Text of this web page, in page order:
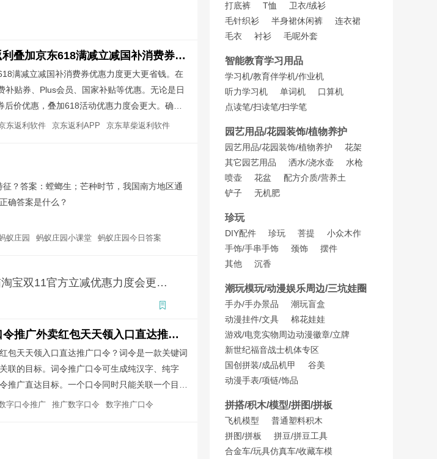
京东返利软件：草柴App领优惠券拿购物返利叠加京东618满减立减国补消费券优惠力度更大更省钱
满减立减国补消费券优惠力度更大更省钱。在
贴券、Plus会员、国家补贴等优惠。无论是日
价优惠，叠加618活动优惠力度会更大。确认
草柴​ 】APP后，打开手机京东，挑选要购买
东返利软件 京东返利APP 京东草柴返利软件 京东草柴返利APP 草柴京东返利软件
？答案：螳螂生；芒种时节，我国南方地区通
确答案是什么？
蚁庄园 蚂蚁庄园小课堂 蚂蚁庄园今日答案 蚂蚁庄园问题答案
草柴优惠券APP领天猫淘宝优惠券拿淘宝天猫购物返利叠加天猫淘宝双11官方立减优惠力度会更大吗？
词令直达口令：如何注册申请生成纯数字口令推广外卖红包天天领入口直达推广口令？
包天天领入口直达推广口令？词令是一款关键词
联的目标。词令推广口令可生成纯汉字、纯字
推广直达目标。一个口令同时只能关联一个目
字口令推广 推广数字口令 数字推广口令 外卖红包数字口令推广 数字口令推广外卖红包
打底裤 T恤
卫衣/绒衫
毛针织衫
半身裙休闲裤
连衣裙
毛衣
衬衫 毛呢外套
智能教育学习用品
学习机/教育伴学机/作业机
听力学习机
单词机
口算机
点读笔/扫读笔/扫学笔
园艺用品/花园装饰/植物养护
园艺用品/花园装饰/植物养护
花架
其它园艺用品
洒水/浇水壶
水枪
喷壶
花盆
配方介质/营养土
铲子
无机肥
珍玩
DIY配件 珍玩 菩提
小众木作
手饰/手串手饰 颈饰
摆件
其他
沉香
潮玩模玩/动漫娱乐周边/三坑娃圈
手办/手办景品
潮玩盲盒
动漫挂件/文具
棉花娃娃
游戏/电竞实物周边动漫徽章/立牌
新世纪福音战士机体专区
国创拼装/成品机甲
谷美
动漫手表/项链/饰品
拼搭/积木/模型/拼图/拼板
飞机模型
普通塑料积木
拼图/拼板
拼豆/拼豆工具
合金车/玩具仿真车/收藏车模